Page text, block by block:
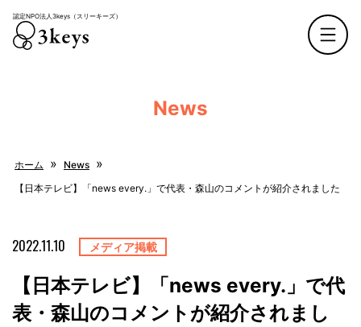
認定NPO法人3keys（スリーキーズ）
News
ホーム » News »
【日本テレビ】「news every.」で代表・森山のコメントが紹介されました
2022.11.10 メディア掲載
【日本テレビ】「news every.」で代
表・森山のコメントが紹介されまし